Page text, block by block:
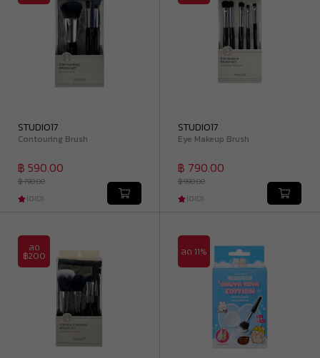
STUDIO17
Contouring Brush
฿ 590.00
฿ 790.00
|0(0)
STUDIO17
Eye Makeup Brush
฿ 790.00
฿ 990.00
|0(0)
ลด
฿200 ลด 11%